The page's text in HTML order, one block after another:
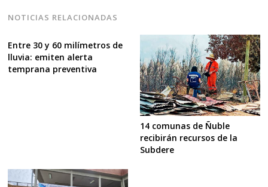
NOTICIAS RELACIONADAS
Entre 30 y 60 milímetros de
lluvia: emiten alerta
temprana preventiva
14 comunas de Ñuble
recibirán recursos de la
Subdere